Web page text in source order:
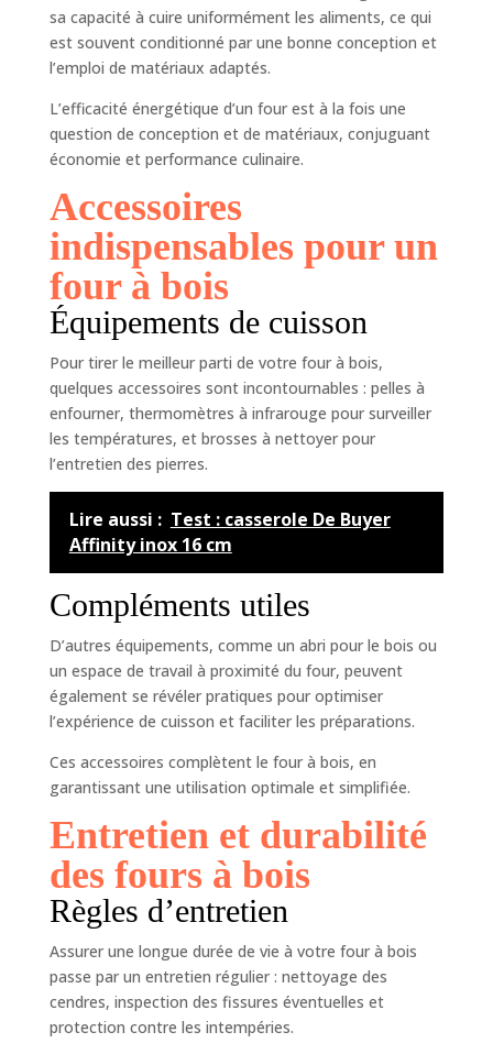
sa capacité à cuire uniformément les aliments, ce qui
est souvent conditionné par une bonne conception et
l’emploi de matériaux adaptés.
L’efficacité énergétique d’un four est à la fois une
question de conception et de matériaux, conjuguant
économie et performance culinaire.
Accessoires
indispensables pour un
four à bois
Équipements de cuisson
Pour tirer le meilleur parti de votre four à bois,
quelques accessoires sont incontournables : pelles à
enfourner, thermomètres à infrarouge pour surveiller
les températures, et brosses à nettoyer pour
l’entretien des pierres.
Lire aussi : Test : casserole De Buyer
Affinity inox 16 cm
Compléments utiles
D’autres équipements, comme un abri pour le bois ou
un espace de travail à proximité du four, peuvent
également se révéler pratiques pour optimiser
l’expérience de cuisson et faciliter les préparations.
Ces accessoires complètent le four à bois, en
garantissant une utilisation optimale et simplifiée.
Entretien et durabilité
des fours à bois
Règles d’entretien
Assurer une longue durée de vie à votre four à bois
passe par un entretien régulier : nettoyage des
cendres, inspection des fissures éventuelles et
protection contre les intempéries.